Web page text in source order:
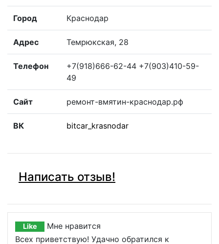
Город Краснодар
Адрес Темрюкская, 28
Телефон
+7(918)666-62-44 +7(903)410-59-
49
Сайт ремонт-вмятин-краснодар.рф
ВК bitcar_krasnodar
Написать отзыв!
Like
Мне нравится
Всех приветствую! Удачно обратился к